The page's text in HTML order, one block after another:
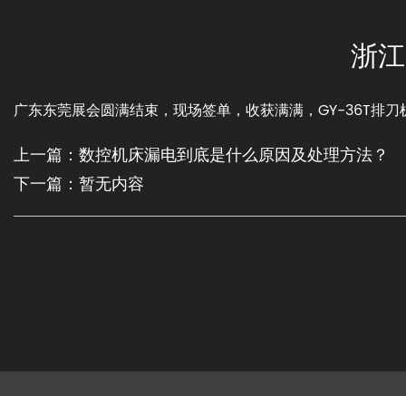
浙
广东东莞展会圆满结束，现场签单，收获满满，GY-36T排
上一篇：数控机床漏电到底是什么原因及处理方法？
下一篇：暂无内容